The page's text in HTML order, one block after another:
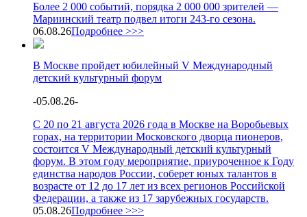
Более 2 000 событий, порядка 2 000 000 зрителей —
Мариинский театр подвел итоги 243-го сезона.
06.08.26Подробнее >>>
В Москве пройдет юбилейный V Международный
детский культурный форум
-05.08.26-
С 20 по 21 августа 2026 года в Москве на Воробьевых
горах, на территории Московского дворца пионеров,
состоится V Международный детский культурный
форум. В этом году мероприятие, приуроченное к Году
единства народов России, соберет юных талантов в
возрасте от 12 до 17 лет из всех регионов Российской
Федерации, а также из 17 зарубежных государств.
05.08.26Подробнее >>>